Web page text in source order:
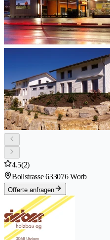
4.5(2)
Bollstrasse 633076 Worb
Offerte anfragen